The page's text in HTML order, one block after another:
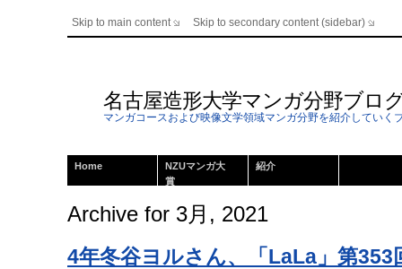
Skip to main content Skip to secondary content (sidebar)
名古屋造形大学マンガ分野ブロ
マンガコースおよび映像文学領域マンガ分野を紹介していく
Home
NZUマンガ大
賞
紹介
Archive for 3月, 2021
4年冬谷ヨルさん、「LaLa」第